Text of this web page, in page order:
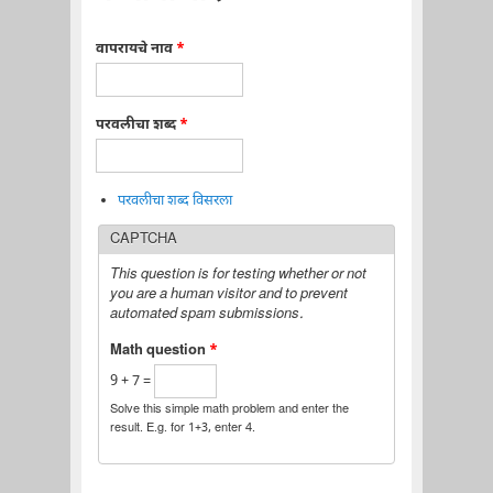
वापरायचे नाव *
परवलीचा शब्द*
परवलीचा शब्द विसरला
CAPTCHA
This question is for testing whether or not
you are a human visitor and to prevent
automated spam submissions.
Math question *
9 + 7 =
Solve this simple math problem and enter the
result. E.g. for 1+3, enter 4.